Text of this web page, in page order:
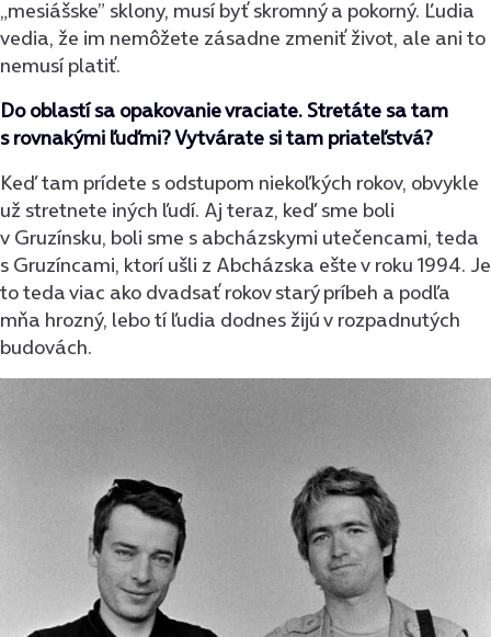
„mesiášske” sklony, musí byť skromný a pokorný. Ľudia
vedia, že im nemôžete zásadne zmeniť život, ale ani to
nemusí platiť.
Do oblastí sa opakovanie vraciate. Stretáte sa tam
s rovnakými ľuďmi? Vytvárate si tam priateľstvá?
Keď tam prídete s odstupom niekoľkých rokov, obvykle
už stretnete iných ľudí. Aj teraz, keď sme boli
v Gruzínsku, boli sme s abcházskymi utečencami, teda
s Gruzíncami, ktorí ušli z Abcházska ešte v roku 1994. Je
to teda viac ako dvadsať rokov starý príbeh a podľa
mňa hrozný, lebo tí ľudia dodnes žijú v rozpadnutých
budovách.